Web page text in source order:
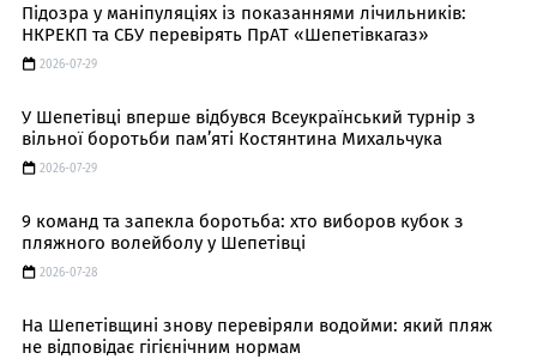
Підозра у маніпуляціях із показаннями лічильників:
НКРЕКП та СБУ перевірять ПрАТ «Шепетівкагаз»
2026-07-29
У Шепетівці вперше відбувся Всеукраїнський турнір з
вільної боротьби пам’яті Костянтина Михальчука
2026-07-29
9 команд та запекла боротьба: хто виборов кубок з
пляжного волейболу у Шепетівці
2026-07-28
На Шепетівщині знову перевіряли водойми: який пляж
не відповідає гігієнічним нормам